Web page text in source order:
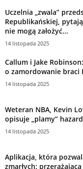
Uczelnia „zwala”
Republikańskiej,
nie mogą założyć...
14 listopada 2025
Callum i Jake
o zamordowanie braci
14 listopada 2025
Weteran NBA, Kevin
opisuje „plamy”
14 listopada 2025
Aplikacja, która
zmarłych: